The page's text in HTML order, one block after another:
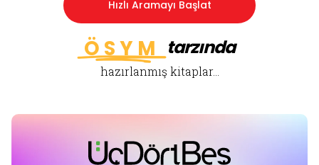
ÖSYM tarzında
hazırlanmış kitaplar...